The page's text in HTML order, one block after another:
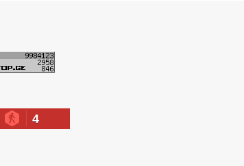
4